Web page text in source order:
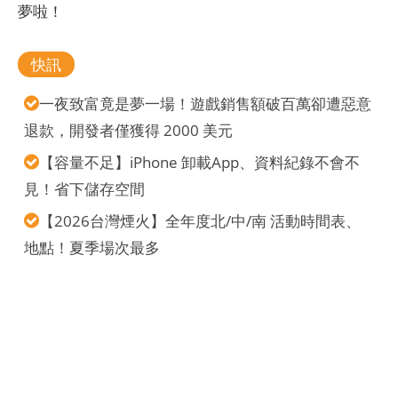
夢啦！
快訊
一夜致富竟是夢一場！遊戲銷售額破百萬卻遭惡意
退款，開發者僅獲得 2000 美元
【容量不足】iPhone 卸載App、資料紀錄不會不
見！省下儲存空間
【2026台灣煙火】全年度北/中/南 活動時間表、
地點！夏季場次最多